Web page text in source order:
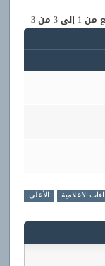
3 من 3
الاعلامية الأعلى